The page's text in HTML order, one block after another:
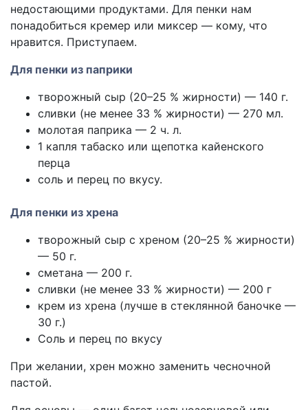
недостающими продуктами. Для пенки нам
понадобиться кремер или миксер — кому, что
нравится. Приступаем.
Для пенки из паприки
творожный сыр (20–25 % жирности) — 140 г.
сливки (не менее 33 % жирности) — 270 мл.
молотая паприка — 2 ч. л.
1 капля табаско или щепотка кайенского
перца
соль и перец по вкусу.
Для пенки из хрена
творожный сыр с хреном (20–25 % жирности)
— 50 г.
сметана — 200 г.
сливки (не менее 33 % жирности) — 200 г
крем из хрена (лучше в стеклянной баночке —
30 г.)
Соль и перец по вкусу
При желании, хрен можно заменить чесночной
пастой.